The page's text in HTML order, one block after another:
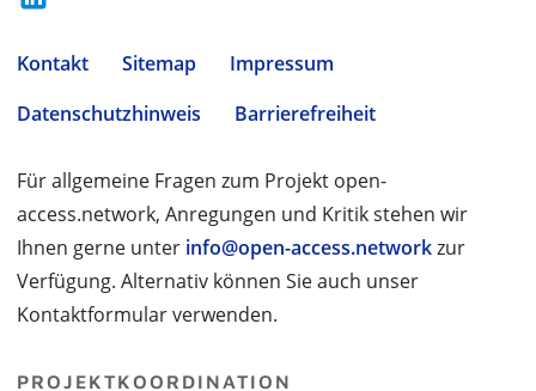
Kontakt Sitemap
Impressum
Datenschutzhinweis
Barrierefreiheit
Für allgemeine Fragen zum Projekt open-
access.network, Anregungen und Kritik stehen wir
Ihnen gerne unter info@open-access.networkzur
Verfügung. Alternativ können Sie auch unser
Kontaktformular verwenden.
PROJEKTKOORDINATION